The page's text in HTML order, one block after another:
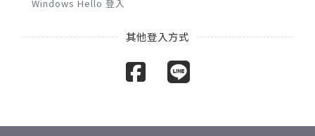
Windows Hello 登入